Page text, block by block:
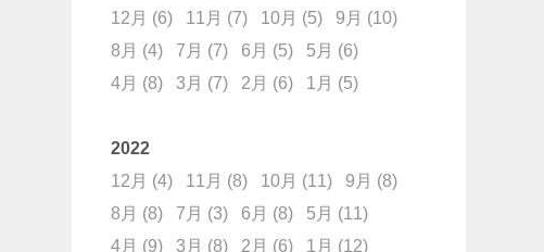
12月 (6) 11月 (7) 10月 (5) 9月 (10)
8月 (4) 7月 (7) 6月 (5) 5月 (6)
4月 (8) 3月 (7) 2月 (6) 1月 (5)
2022
12月 (4) 11月 (8) 10月 (11) 9月 (8)
8月 (8) 7月 (3) 6月 (8) 5月 (11)
4月 (9) 3月 (8) 2月 (6) 1月 (12)